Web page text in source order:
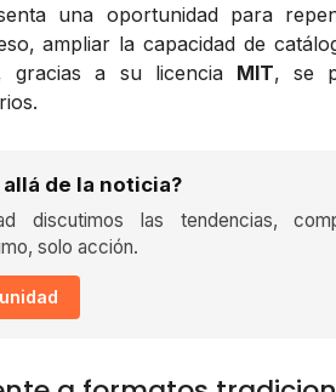
una oportunidad para
ampliar la capacidad de
gracias a su licencia MIT, se
de la noticia?
discutimos las tendencias,
solo acción.